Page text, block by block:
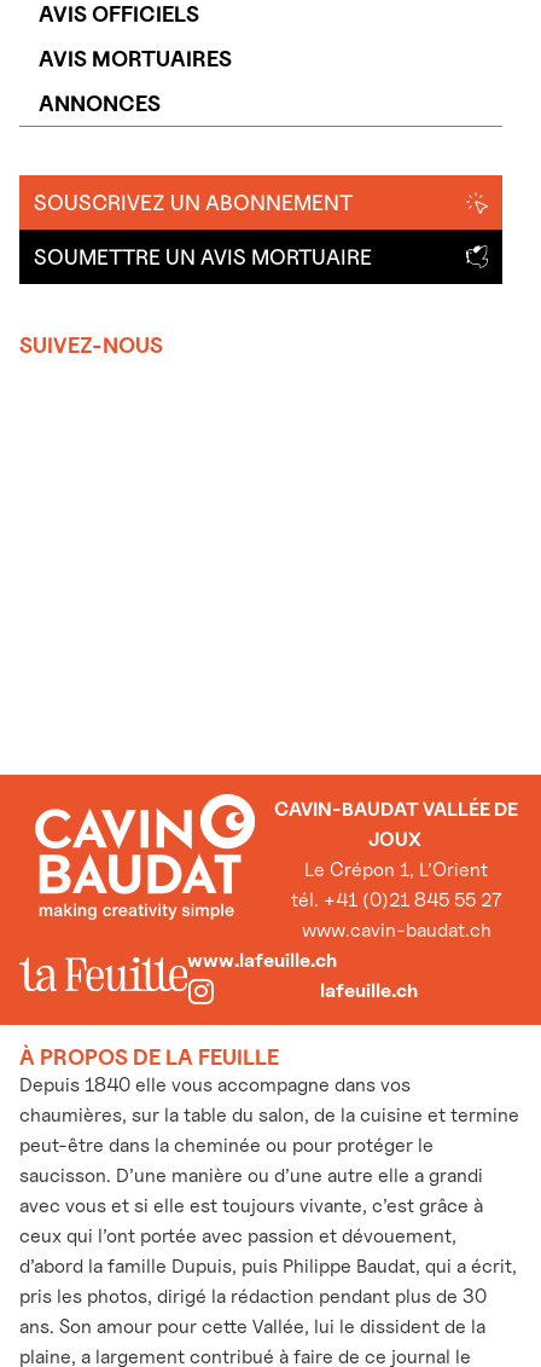
AVIS OFFICIELS
AVIS MORTUAIRES
ANNONCES
SOUSCRIVEZ UN ABONNEMENT
SOUMETTRE UN AVIS MORTUAIRE
SUIVEZ-NOUS
CAVIN-BAUDAT VALLÉE DE
JOUX
Le Crépon 1, L’Orient
tél. +41 (0)21 845 55 27
www.cavin-baudat.ch
www.lafeuille.ch
lafeuille.ch
À PROPOS DE LA FEUILLE
Depuis 1840 elle vous accompagne dans vos
chaumières, sur la table du salon, de la cuisine et termine
peut-être dans la cheminée ou pour protéger le
saucisson. D’une manière ou d’une autre elle a grandi
avec vous et si elle est toujours vivante, c’est grâce à
ceux qui l’ont portée avec passion et dévouement,
d’abord la famille Dupuis, puis Philippe Baudat, qui a écrit,
pris les photos, dirigé la rédaction pendant plus de 30
ans. Son amour pour cette Vallée, lui le dissident de la
plaine, a largement contribué à faire de ce journal le